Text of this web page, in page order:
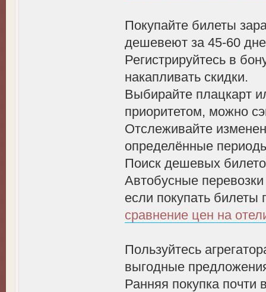
Покупайте билеты
дешевеют за 45-60
Регистрируйтесь в
накапливать скидки.
Выбирайте плацкарт
приоритетом, можно
Отслеживайте
определённые
Поиск дешевых
Автобусные
если покупать билеты
сравнение цен на
Пользуйтесь
выгодные
Ранняя покупка почти